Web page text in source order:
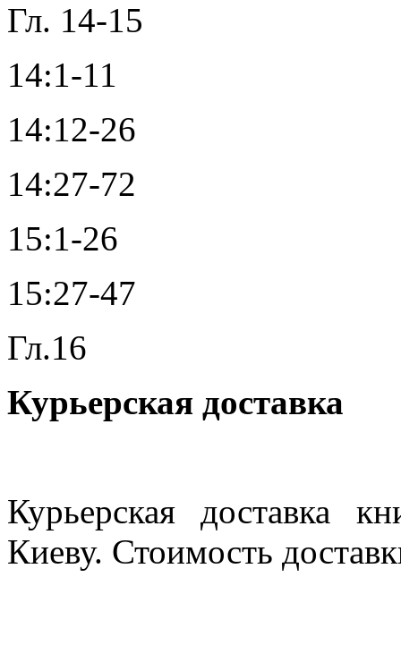
Гл. 14-15
14:1-11
14:12-26
14:27-72
15:1-26
15:27-47
Гл.16
Курьерская доставка
Курьерская доставка
Киеву. Стоимость